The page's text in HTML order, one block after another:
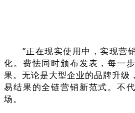
”正在现实使用中，实现营
化。费怯同时颁布发表，每一
果。无论是大型企业的品牌升级
易结果的全链营销新范式。不
场。